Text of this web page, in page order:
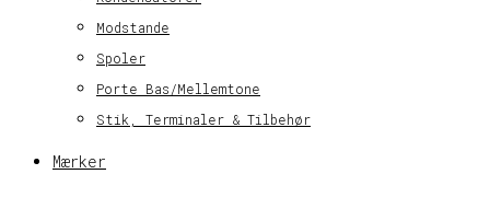
Modstande
Spoler
Porte Bas/Mellemtone
Stik, Terminaler & Tilbehør
Mærker